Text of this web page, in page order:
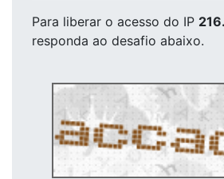
Para liberar o acesso do IP
responda ao desafio abaixo.